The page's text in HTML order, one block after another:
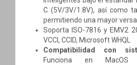
C (5V/3V/1.8V), así como
permitiendo una mayor
Soporta ISO-7816 y EMV2
VCCI, CCID, Microsoft WHQL
Compatibilidad con
Funciona en